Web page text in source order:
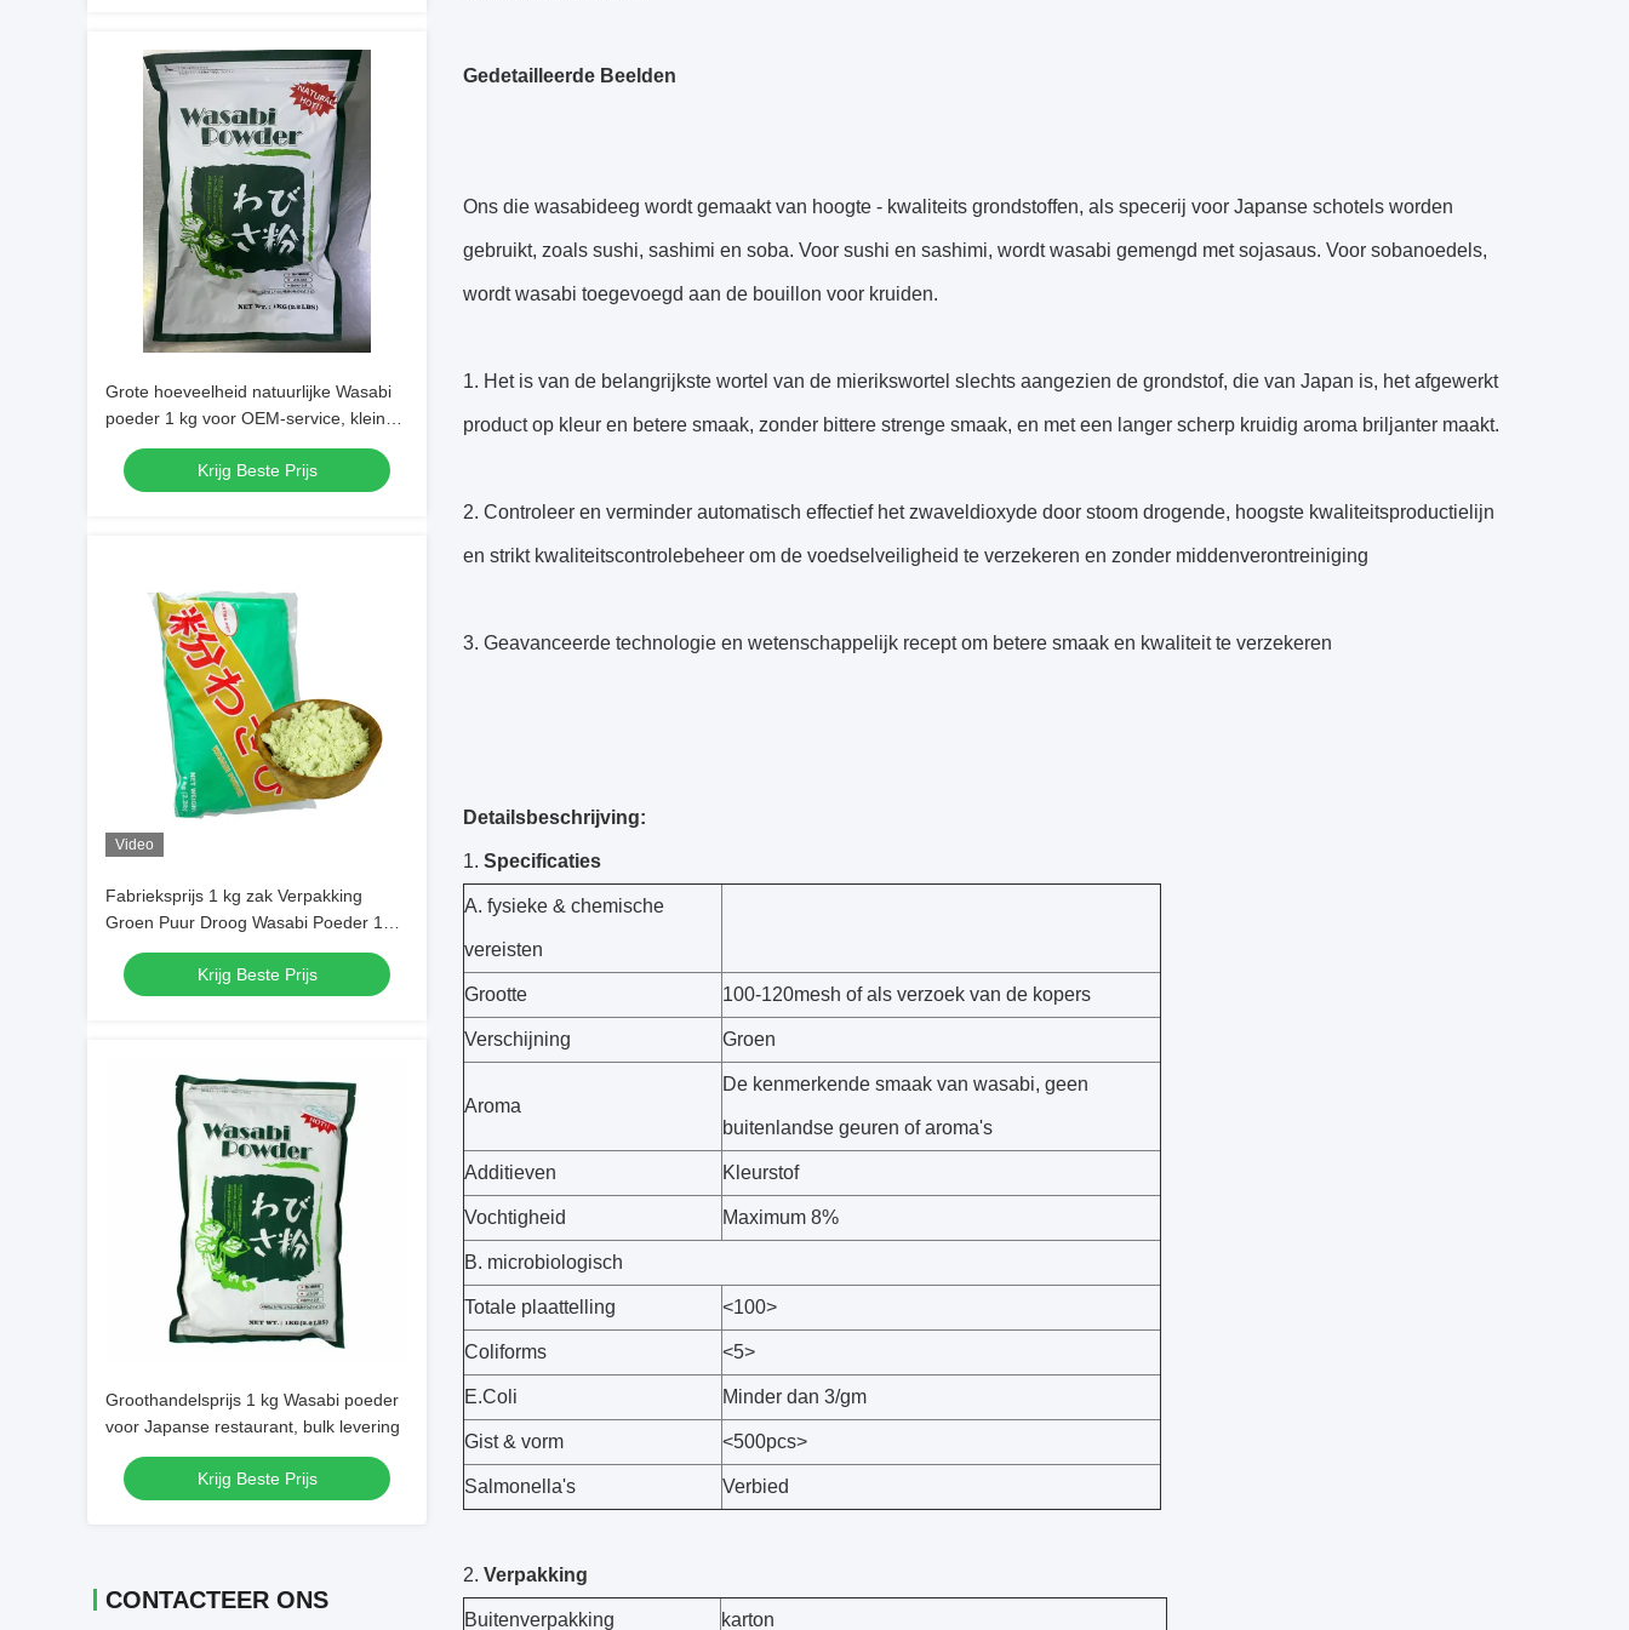
Grote hoeveelheid natuurlijke Wasabi
poeder 1 kg voor OEM-service, kleine
bestelling aanvaardbaar
Krijg Beste Prijs
Video
Fabrieksprijs 1 kg zak Verpakking
Groen Puur Droog Wasabi Poeder 100
mesh
Krijg Beste Prijs
Groothandelsprijs 1 kg Wasabi poeder
voor Japanse restaurant, bulk levering
Krijg Beste Prijs
CONTACTEER ONS
Gedetailleerde Beelden
Ons die wasabideeg wordt gemaakt van hoogte - kwaliteits grondstoffen, als specerij voor Japanse schotels worden
gebruikt, zoals sushi, sashimi en soba. Voor sushi en sashimi, wordt wasabi gemengd met sojasaus. Voor sobanoedels,
wordt wasabi toegevoegd aan de bouillon voor kruiden.
1. Het is van de belangrijkste wortel van de mierikswortel slechts aangezien de grondstof, die van Japan is, het afgewerkt
product op kleur en betere smaak, zonder bittere strenge smaak, en met een langer scherp kruidig aroma briljanter maakt.
2. Controleer en verminder automatisch effectief het zwaveldioxyde door stoom drogende, hoogste kwaliteitsproductielijn
en strikt kwaliteitscontrolebeheer om de voedselveiligheid te verzekeren en zonder middenverontreiniging
3. Geavanceerde technologie en wetenschappelijk recept om betere smaak en kwaliteit te verzekeren
Detailsbeschrijving:
1. Specificaties
A. fysieke & chemische
vereisten
Grootte 100-120mesh of als verzoek van de kopers
Verschijning Groen
Aroma
De kenmerkende smaak van wasabi, geen
buitenlandse geuren of aroma's
Additieven Kleurstof
Vochtigheid Maximum 8%
B. microbiologisch
Totale plaattelling <100>
Coliforms <5>
E.Coli Minder dan 3/gm
Gist & vorm <500pcs>
Salmonella's Verbied
2. Verpakking
Buitenverpakking karton